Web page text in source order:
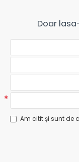
Doar
Am citit și sunt de